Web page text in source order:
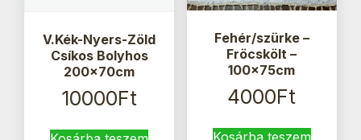
V.Kék-Nyers-Zöld
Csíkos Bolyhos
200x70cm
10000Ft
Fehér/szürke –
Fröcskölt –
100x75cm
4000Ft